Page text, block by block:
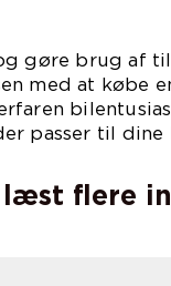
gøre brug af
med at købe
passer til
læst flere